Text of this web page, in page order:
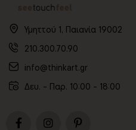
Υμηττού 1, Παιανία 19002
210.300.70.90
info@thinkart.gr
Δευ. - Παρ. 10:00 - 18:00